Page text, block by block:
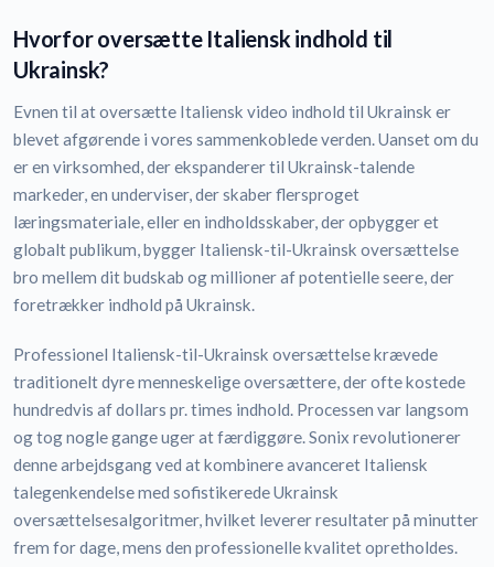
Hvorfor oversætte Italiensk indhold til
Ukrainsk?
Evnen til at oversætte Italiensk video indhold til Ukrainsk er
blevet afgørende i vores sammenkoblede verden. Uanset om du
er en virksomhed, der ekspanderer til Ukrainsk-talende
markeder, en underviser, der skaber flersproget
læringsmateriale, eller en indholdsskaber, der opbygger et
globalt publikum, bygger Italiensk-til-Ukrainsk oversættelse
bro mellem dit budskab og millioner af potentielle seere, der
foretrækker indhold på Ukrainsk.
Professionel Italiensk-til-Ukrainsk oversættelse krævede
traditionelt dyre menneskelige oversættere, der ofte kostede
hundredvis af dollars pr. times indhold. Processen var langsom
og tog nogle gange uger at færdiggøre. Sonix revolutionerer
denne arbejdsgang ved at kombinere avanceret Italiensk
talegenkendelse med sofistikerede Ukrainsk
oversættelsesalgoritmer, hvilket leverer resultater på minutter
frem for dage, mens den professionelle kvalitet opretholdes.